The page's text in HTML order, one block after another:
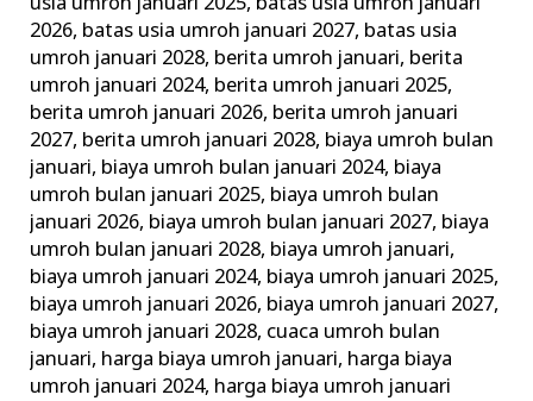
2026, batas usia umroh januari 2027, batas usia
umroh januari 2028, berita umroh januari, berita
umroh januari 2024, berita umroh januari 2025,
berita umroh januari 2026, berita umroh januari
2027, berita umroh januari 2028, biaya umroh bulan
januari, biaya umroh bulan januari 2024, biaya
umroh bulan januari 2025, biaya umroh bulan
januari 2026, biaya umroh bulan januari 2027, biaya
umroh bulan januari 2028, biaya umroh januari,
biaya umroh januari 2024, biaya umroh januari 2025,
biaya umroh januari 2026, biaya umroh januari 2027,
biaya umroh januari 2028, cuaca umroh bulan
januari, harga biaya umroh januari, harga biaya
umroh januari 2024, harga biaya umroh januari